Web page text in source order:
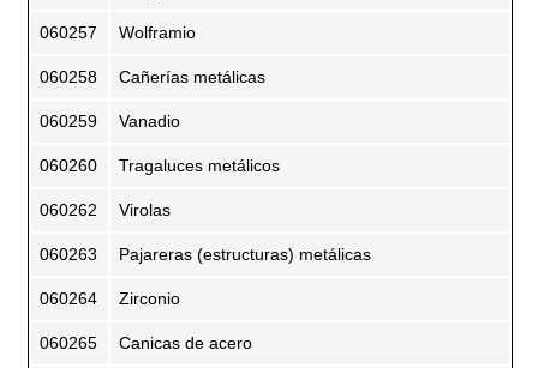
060257 Wolframio
060258 Cañerías metálicas
060259 Vanadio
060260 Tragaluces metálicos
060262 Virolas
060263 Pajareras (estructuras) metálicas
060264 Zirconio
060265 Canicas de acero